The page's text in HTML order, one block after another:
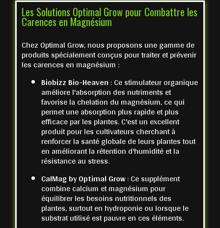
Les Solutions Optimal Grow pour Combattre les
Carences en Magnésium
Chez Optimal Grow, nous proposons une gamme de
produits spécialement conçus pour traiter et prévenir
les carences en magnésium :
Biobizz Bio-Heaven : Ce stimulateur organique
améliore l'absorption des nutriments et
favorise la chelation du magnésium, ce qui
permet une absorption plus rapide et plus
efficace par les plantes. C'est un excellent
produit pour les cultivateurs cherchant à
renforcer la santé globale de leurs plantes tout
en améliorant la rétention d'humidité et la
résistance au stress.
CalMag by Optimal Grow: Ce supplément
combine calcium et magnésium pour
équilibrer les besoins nutritionnels des
plantes, surtout en hydroponie ou lorsque le
substrat utilisé est pauvre en ces éléments.